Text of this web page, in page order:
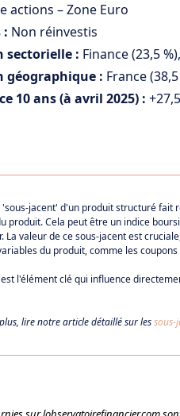
actions – Zone Euro
: Non réinvestis
sectorielle : Finance (23,5
géographique : France
10 ans (à avril 2025) :
'sous-jacent' d'un produit structuré fait
produit. Cela peut être un indice
La valeur de ce sous-jacent est
du produit, comme les coupons
l'élément clé qui influence
lire notre article détaillé sur lessous-